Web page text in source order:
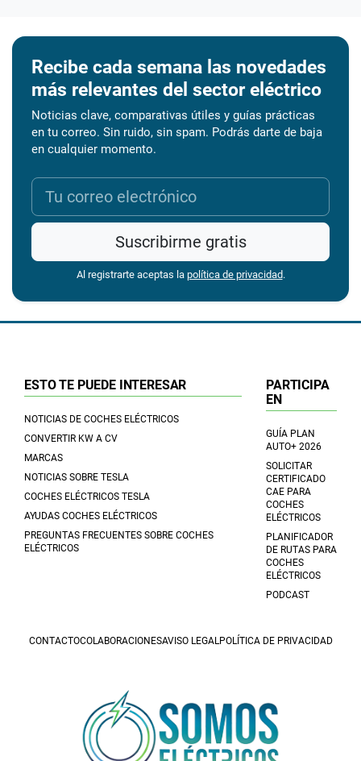
Recibe cada semana las novedades
más relevantes del sector eléctrico
Noticias clave, comparativas útiles y guías prácticas
en tu correo. Sin ruido, sin spam. Podrás darte de baja
en cualquier momento.
Suscribirme gratis
Al registrarte aceptas la política de privacidad.
ESTO TE PUEDE INTERESAR
NOTICIAS DE COCHES ELÉCTRICOS
CONVERTIR KW A CV
MARCAS
NOTICIAS SOBRE TESLA
COCHES ELÉCTRICOS TESLA
AYUDAS COCHES ELÉCTRICOS
PREGUNTAS FRECUENTES SOBRE COCHES
ELÉCTRICOS
PARTICIPA
EN
GUÍA PLAN
AUTO+ 2026
SOLICITAR
CERTIFICADO
CAE PARA
COCHES
ELÉCTRICOS
PLANIFICADOR
DE RUTAS PARA
COCHES
ELÉCTRICOS
PODCAST
CONTACTOCOLABORACIONESAVISO LEGALPOLÍTICA DE PRIVACIDAD